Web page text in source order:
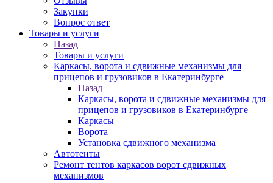
Закупки
Вопрос ответ
Товары и услуги
Назад
Товары и услуги
Каркасы, ворота и сдвижные механизмы для
прицепов и грузовиков в Екатеринбурге
Назад
Каркасы, ворота и сдвижные механизмы для
прицепов и грузовиков в Екатеринбурге
Каркасы
Ворота
Установка сдвижного механизма
Автотенты
Ремонт тентов каркасов ворот сдвижных
механизмов